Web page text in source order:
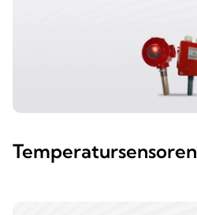
Temperatursensoren